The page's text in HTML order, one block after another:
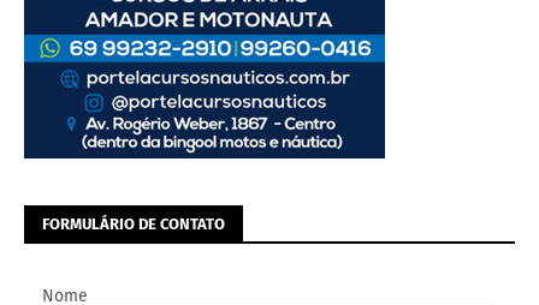
FORMULÁRIO DE CONTATO
Nome